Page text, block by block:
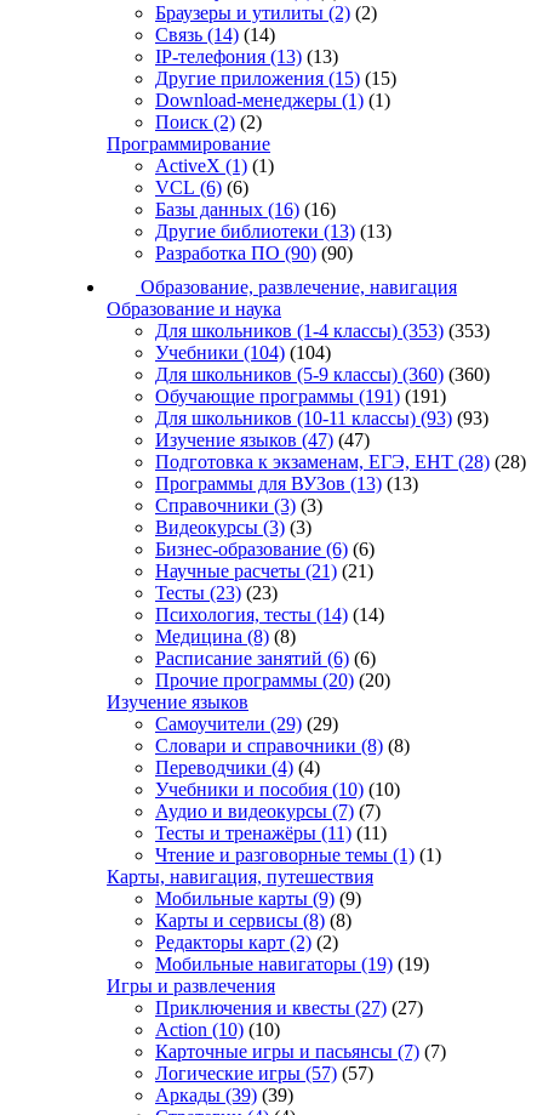
Браузеры и утилиты (2) (2)
Связь (14) (14)
IP-телефония (13) (13)
Другие приложения (15) (15)
Download-менеджеры (1) (1)
Поиск (2) (2)
Программирование
ActiveX (1) (1)
VCL (6) (6)
Базы данных (16) (16)
Другие библиотеки (13) (13)
Разработка ПО (90) (90)
Образование, развлечение, навигация
Образование и наука
Для школьников (1-4 классы) (353) (353)
Учебники (104) (104)
Для школьников (5-9 классы) (360) (360)
Обучающие программы (191) (191)
Для школьников (10-11 классы) (93) (93)
Изучение языков (47) (47)
Подготовка к экзаменам, ЕГЭ, ЕНТ (28) (28)
Программы для ВУЗов (13) (13)
Справочники (3) (3)
Видеокурсы (3) (3)
Бизнес-образование (6) (6)
Научные расчеты (21) (21)
Тесты (23) (23)
Психология, тесты (14) (14)
Медицина (8) (8)
Расписание занятий (6) (6)
Прочие программы (20) (20)
Изучение языков
Самоучители (29) (29)
Словари и справочники (8) (8)
Переводчики (4) (4)
Учебники и пособия (10) (10)
Аудио и видеокурсы (7) (7)
Тесты и тренажёры (11) (11)
Чтение и разговорные темы (1) (1)
Карты, навигация, путешествия
Мобильные карты (9) (9)
Карты и сервисы (8) (8)
Редакторы карт (2) (2)
Мобильные навигаторы (19) (19)
Игры и развлечения
Приключения и квесты (27) (27)
Action (10) (10)
Карточные игры и пасьянсы (7) (7)
Логические игры (57) (57)
Аркады (39) (39)